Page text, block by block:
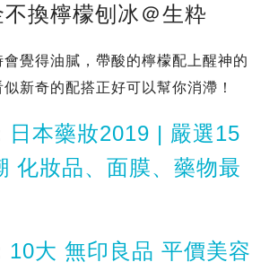
換檸檬刨冰＠生粋
覺得油膩，帶酸的檸檬配上醒神的
新奇的配搭正好可以幫你消滯！
日本藥妝2019 | 嚴選15
化妝品、面膜、藥物最
10大 無印良品 平價美容